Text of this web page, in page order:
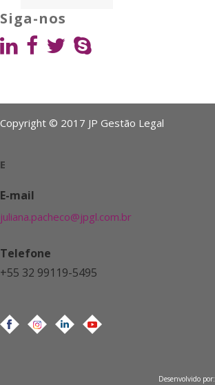
Siga-nos
Copyright © 2017 JP Gestão Legal
E
E-mail
juliana.pacheco@jpgl.com.br
Telefone
+55 32 99119-5495
Desenvolvido por: